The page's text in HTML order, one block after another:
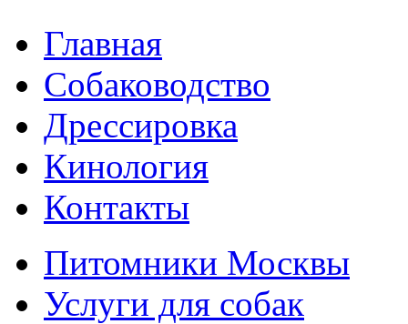
Главная
Собаководство
Дрессировка
Кинология
Контакты
Питомники Москвы
Услуги для собак